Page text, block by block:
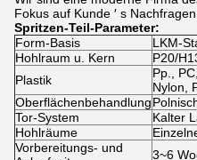
Fokus auf Kunde ′ s Nachfragen.
Spritzen-Teil-Parameter:
Form-Basis
LKM-
Hohlraum u. Kern
P20/
Plastik
Pp.,
Nylon,
Oberflächenbehandlung
Tor-System
Kalter
Hohlräume
Vorbereitungs- und
3~6